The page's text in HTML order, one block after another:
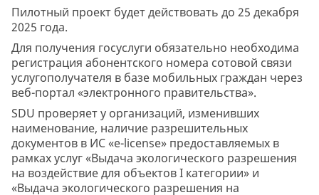
Пилотный проект будет действовать до 25 декабря
2025 года.
Для получения госуслуги обязательно необходима
регистрация абонентского номера сотовой связи
услугополучателя в базе мобильных граждан через
веб-портал «электронного правительства».
SDU проверяет у организаций, изменивших
наименование, наличие разрешительных
документов в ИС «e-license» предоставляемых в
рамках услуг «Выдача экологического разрешения
на воздействие для объектов I категории» и
«Выдача экологического разрешения на